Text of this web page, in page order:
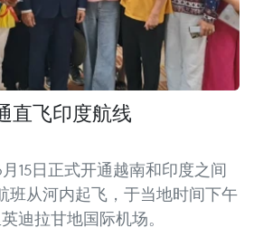
直飞印度航线
15日正式开通越南和印度之间
班从河内起飞，于当地时间下午
迪拉甘地国际机场。